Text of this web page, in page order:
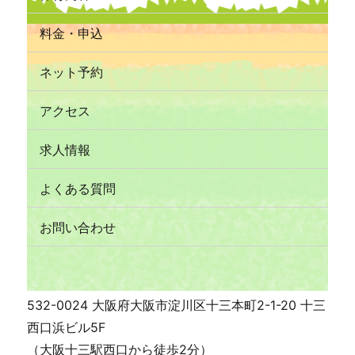
料金・申込
ネット予約
アクセス
求人情報
よくある質問
お問い合わせ
532-0024 大阪府大阪市淀川区十三本町2-1-20 十三
西口浜ビル5F
（大阪十三駅西口から徒歩2分）